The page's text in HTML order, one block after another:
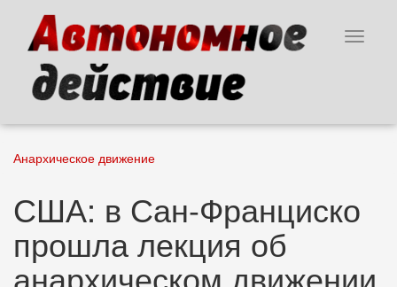
основному
содержанию
Toggle
Анархическое движение
США: в Сан-Франциско
прошла лекция об
анархическом движении